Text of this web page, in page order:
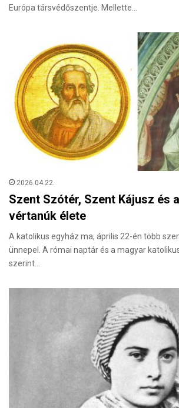
Európa társvédőszentje. Mellette…
2026.04.22.
Szent Szótér, Szent Kájusz és
vértanúk élete
A katolikus egyház ma, április 22-én több
ünnepel. A római naptár és a magyar
szerint…